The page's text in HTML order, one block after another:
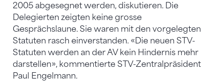
2005 abgesegnet werden, diskutieren. Die
Delegierten zeigten keine grosse
Gesprächslaune. Sie waren mit den vorgelegten
Statuten rasch einverstanden. «Die neuen STV-
Statuten werden an der AV kein Hindernis mehr
darstellen», kommentierte STV-Zentralpräsident
Paul Engelmann.